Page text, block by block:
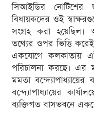
সিআইডির নোটিশের
বিধায়কদের ওই
সংগ্রহ করা হয়েছিল।
তথ্যের ওপর ভিত্তি
একযোগে কলকাতায়
পরিচালনা করছে। এর
মমতা
বন্দ্যোপাধ্যায়ের
ব্যক্তিগত বাসভবনে